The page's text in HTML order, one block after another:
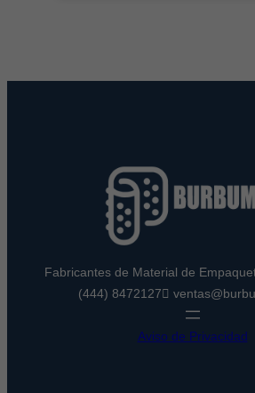
Fabricantes de Material de
(444) 8472127
Aviso de Privacidad